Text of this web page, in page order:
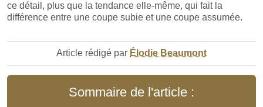
ce détail, plus que la tendance elle-même, qui fait la
différence entre une coupe subie et une coupe assumée.
Article rédigé par Élodie Beaumont
Sommaire de l'article :